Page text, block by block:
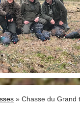
» Chasse du Grand